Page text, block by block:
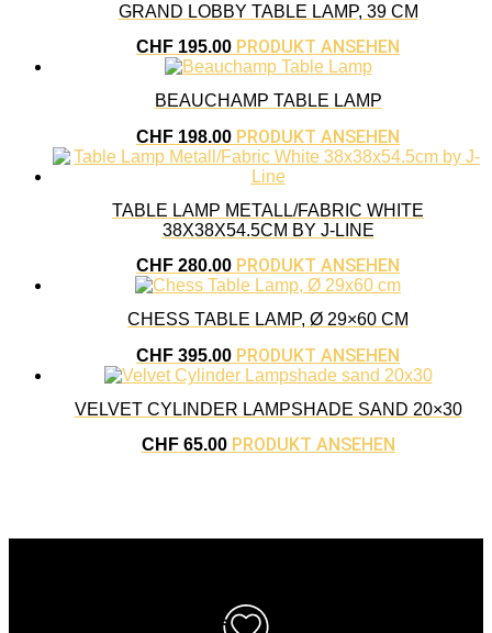
GRAND LOBBY TABLE LAMP, 39 CM
CHF 195.00 PRODUKT ANSEHEN
BEAUCHAMP TABLE LAMP
CHF 198.00 PRODUKT ANSEHEN
TABLE LAMP METALL/FABRIC WHITE
38X38X54.5CM BY J-LINE
CHF 280.00 PRODUKT ANSEHEN
CHESS TABLE LAMP, Ø 29×60 CM
CHF 395.00 PRODUKT ANSEHEN
VELVET CYLINDER LAMPSHADE SAND 20×30
CHF65.00 PRODUKT ANSEHEN